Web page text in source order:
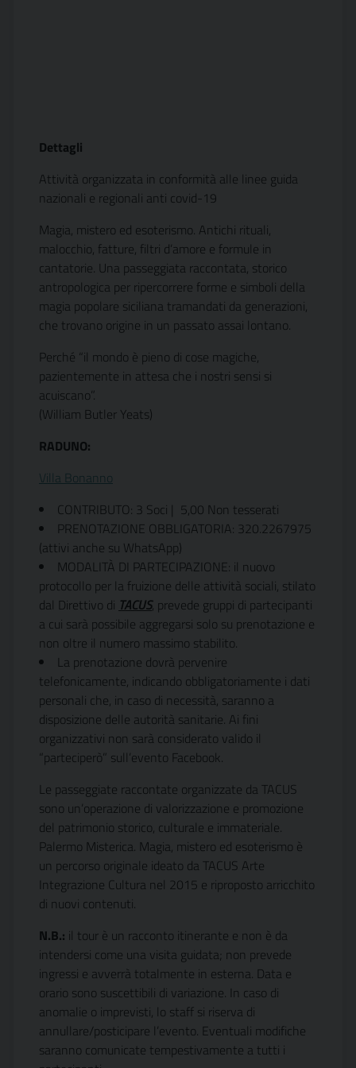
Dettagli
Attività organizzata in conformità alle linee guida
nazionali e regionali anti covid-19
Magia, mistero ed esoterismo. Antichi rituali,
malocchio, fatture, filtri d’amore e formule in
cantatorie. Una passeggiata raccontata, storico 
antropologica per ripercorrere forme e simboli della
magia popolare siciliana tramandati da generazioni,
che trovano origine in un passato assai lontano.
Perché “il mondo è pieno di cose magiche,
pazientemente in attesa che i nostri sensi si
acuiscano”.
(William Butler Yeats)
RADUNO:
Villa Bonanno
CONTRIBUTO: 3 Soci |  5,00 Non tesserati
PRENOTAZIONE OBBLIGATORIA: 320.2267975
(attivi anche su WhatsApp)
MODALITÀ DI PARTECIPAZIONE: il nuovo
protocollo per la fruizione delle attività sociali, stilato
dal Direttivo di TACUS, prevede gruppi di partecipanti
a cui sarà possibile aggregarsi solo su prenotazione e
non oltre il numero massimo stabilito.
La prenotazione dovrà pervenire
telefonicamente, indicando obbligatoriamente i dati
personali che, in caso di necessità, saranno a
disposizione delle autorità sanitarie. Ai fini
organizzativi non sarà considerato valido il
“parteciperò” sull’evento Facebook.
Le passeggiate raccontate organizzate da TACUS
sono un’operazione di valorizzazione e promozione
del patrimonio storico, culturale e immateriale.
Palermo Misterica. Magia, mistero ed esoterismo è
un percorso originale ideato da TACUS Arte
Integrazione Cultura nel 2015 e riproposto arricchito
di nuovi contenuti.
N.B.: il tour è un racconto itinerante e non è da
intendersi come una visita guidata; non prevede
ingressi e avverrà totalmente in esterna. Data e
orario sono suscettibili di variazione. In caso di
anomalie o imprevisti, lo staff si riserva di
annullare/posticipare l’evento. Eventuali modifiche
saranno comunicate tempestivamente a tutti i